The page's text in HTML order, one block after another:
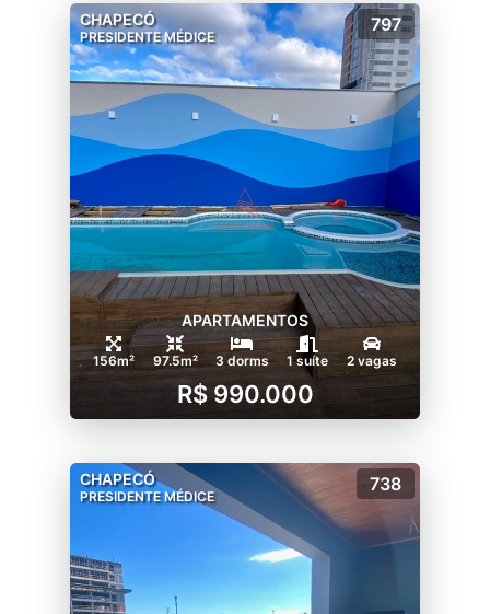
CHAPECÓ
PRESIDENTE MÉDICE
797
APARTAMENTOS
156m² 97.5m² 3 dorms 1 suíte 2 vagas
R$ 990.000
CHAPECÓ
PRESIDENTE MÉDICE
738